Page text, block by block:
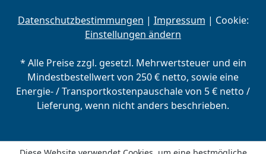
Datenschutzbestimmungen | Impressum | Cookie:
Einstellungen ändern
* Alle Preise zzgl. gesetzl. Mehrwertsteuer und ein
Mindestbestellwert von 250 € netto, sowie eine
Energie- / Transportkostenpauschale von 5 € netto /
Lieferung, wenn nicht anders beschrieben.